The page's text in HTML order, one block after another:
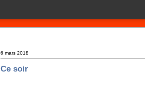
6 mars 2018
Ce soir